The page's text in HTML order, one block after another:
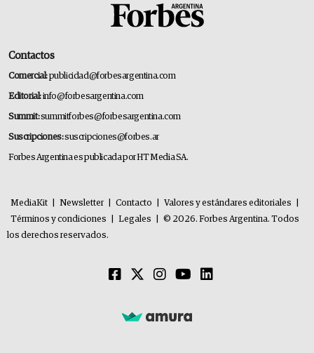
Contactos
Comercial:publicidad@forbesargentina.com
Editorial:info@forbesargentina.com
Summit:summitforbes@forbesargentina.com
Suscripciones:suscripciones@forbes.ar
Forbes Argentina es publicada por HT Media SA.
MediaKit Newsletter Contacto Valores y estándares editoriales
Términos y condiciones
Legales
© 2026. Forbes Argentina. Todos
los derechos reservados.